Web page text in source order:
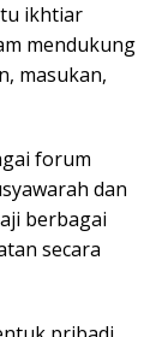
ikhtiar
mendukung
masukan,
forum
dan
berbagai
secara